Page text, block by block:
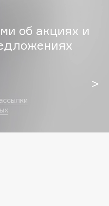
об акциях и